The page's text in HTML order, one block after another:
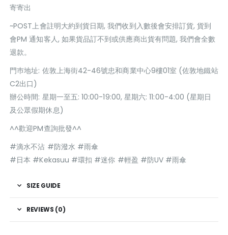
寄寄出
~POST上會註明大約到貨日期, 我們收到入數後會安排訂貨, 貨到
會PM 通知客人, 如果貨品訂不到或供應商出貨有問題, 我們會全數
退款。
門巿地址: 佐敦上海街42-46號忠和商業中心9樓01室 (佐敦地鐵站
C2出口)
辦公時間: 星期一至五: 10:00-19:00, 星期六: 11:00-4:00 (星期日
及公眾假期休息)
^^歡迎PM查詢批發^^
#滴水不沾 #防潑水 #雨傘
#日本 #Kekasuu #環扣 #迷你 #輕盈 #防UV #雨傘
SIZE GUIDE
REVIEWS (0)